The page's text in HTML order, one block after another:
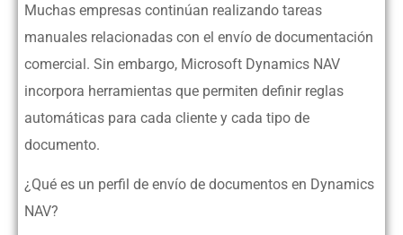
Muchas empresas continúan realizando tareas
manuales relacionadas con el envío de documentación
comercial. Sin embargo, Microsoft Dynamics NAV
incorpora herramientas que permiten definir reglas
automáticas para cada cliente y cada tipo de
documento.
¿Qué es un perfil de envío de documentos en Dynamics
NAV?